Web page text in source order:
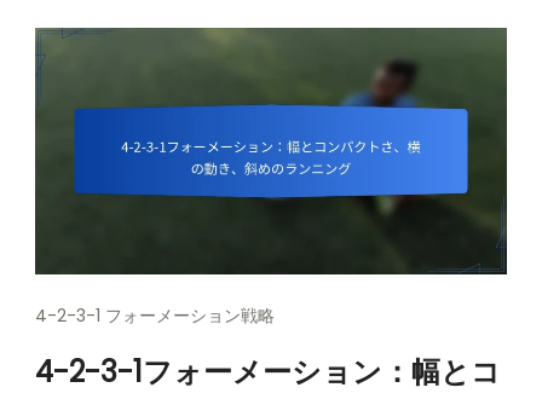
4-2-3-1 フォーメーション戦略
4-2-3-1フォーメーション：幅とコ